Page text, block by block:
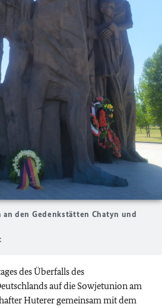
den Gedenkstätten Chatyn und
des Überfalls des
auf die Sowjetunion am
Huterer gemeinsam mit dem